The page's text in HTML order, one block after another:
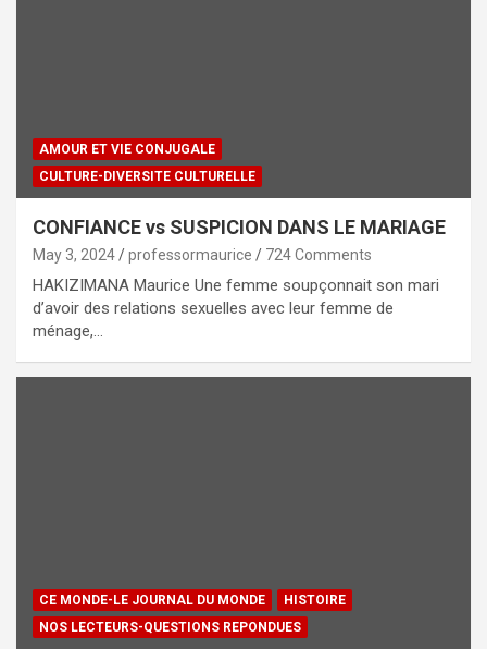
AMOUR ET VIE CONJUGALE
CULTURE-DIVERSITE CULTURELLE
CONFIANCE vs SUSPICION DANS LE MARIAGE
May 3, 2024 professormaurice 724 Comments
HAKIZIMANA Maurice Une femme soupçonnait son mari
d’avoir des relations sexuelles avec leur femme de
ménage,…
CE MONDE-LE JOURNAL DU MONDE
HISTOIRE
NOS LECTEURS-QUESTIONS REPONDUES